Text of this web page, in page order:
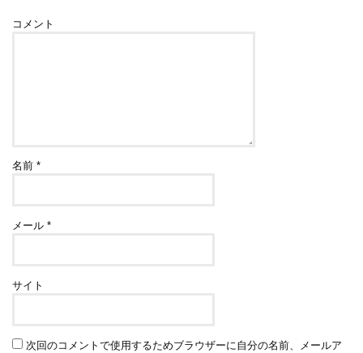
コメント
名前*
メール*
サイト
次回のコメントで使用するためブラウザーに自分の名前、メールア